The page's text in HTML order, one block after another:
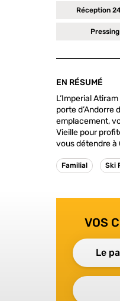
Réception
Pressing
EN RÉSUMÉ
L‘Imperial
porte d’Andorre
emplacement,
Vieille pour
vous détendre à
Familial Ski
VOS
Le